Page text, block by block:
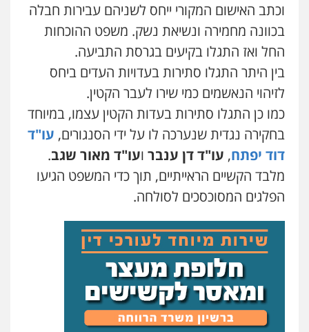
עו"ד אלון קריטי
0525544654
עו"ד זוהר ארבל
פלילי פשיעה חמורה מעצרים וחקירות
0538788878
וכתב האישום המקורי ייחס לשניהם עבירות חבלה
בכוונה מחמירה ונשיאת נשק. משפט ההוכחות
החל ואז התגלו בקיעים בגרסת התביעה.
בין היתר התגלו סתירות בעדויות העדים ביחס
לזיהוי הנאשמים כמי שירו לעבר הקטין.
כמו כן התגלו סתירות בעדות הקטין עצמו, במיוחד
בחקירה נגדית שנערכה לו על ידי הסנגורים, עו"ד
דוד יפתח, עו"ד דן ענבר ועו"ד מאור שגב.
מלבד הקשיים הראייתיים, תוך כדי המשפט הגיעו
הפלגים המסוכסכים לסולחה.